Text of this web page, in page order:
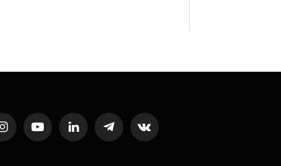
InstagramYouTubeLinkedInTelegramVKontakte